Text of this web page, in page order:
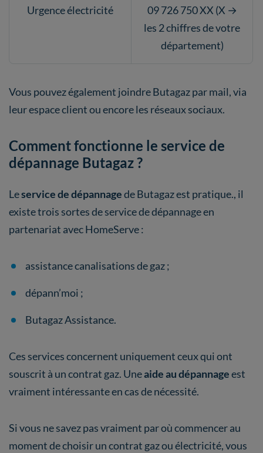
Urgence électricité
09 726 750 XX (X →
les 2 chiffres de votre
département)
Vous pouvez également joindre Butagaz par mail, via
leur espace client ou encore les réseaux sociaux.
Comment fonctionne le service de
dépannage Butagaz ?
Leservice de dépannagede Butagaz est pratique., il
existe trois sortes de service de dépannage en
partenariat avec HomeServe :
assistance canalisations de gaz ;
dépann’moi ;
Butagaz Assistance.
Ces services concernent uniquement ceux qui ont
souscrit à un contrat gaz. Uneaide au dépannageest
vraiment intéressante en cas de nécessité.
Si vous ne savez pas vraiment par où commencer au
moment de choisir un contrat gaz ou électricité, vous